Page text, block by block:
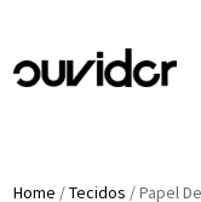
Home /Tecidos /Papel